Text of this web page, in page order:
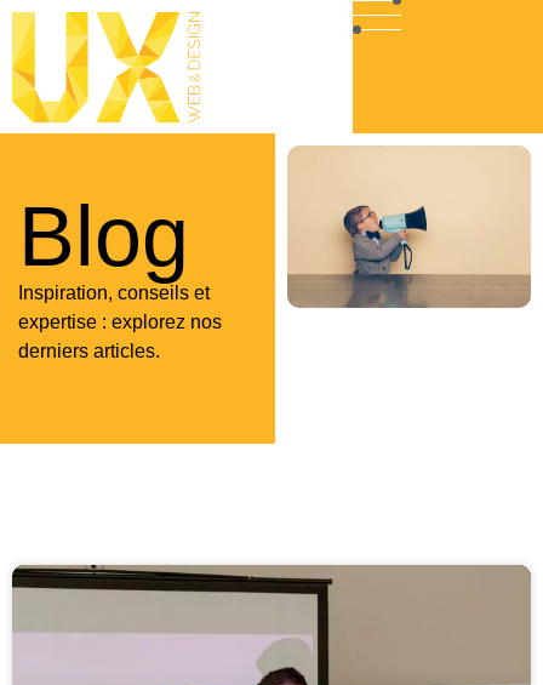
Blog
Inspiration, conseils et
expertise : explorez nos
derniers articles.